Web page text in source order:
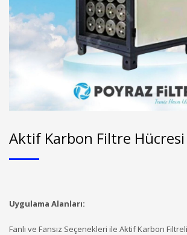
Aktif Karbon Filtre Hücresi
Uygulama Alanları:
Fanlı ve Fansız Seçenekleri ile Aktif Karbon